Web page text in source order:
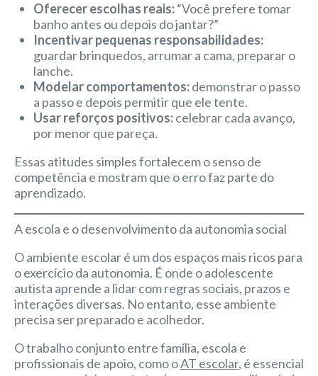
Oferecer escolhas reais:“Você prefere tomar
banho antes ou depois do jantar?”
Incentivar pequenas responsabilidades:
guardar brinquedos, arrumar a cama, preparar o
lanche.
Modelar comportamentos:demonstrar o passo
a passo e depois permitir que ele tente.
Usar reforços positivos:celebrar cada avanço,
por menor que pareça.
Essas atitudes simples fortalecem o senso de
competência e mostram que o erro faz parte do
aprendizado.
A escola e o desenvolvimento da autonomia social
O ambiente escolar é um dos espaços mais ricos para
o exercício da autonomia. É onde o adolescente
autista aprende a lidar com regras sociais, prazos e
interações diversas. No entanto, esse ambiente
precisa ser preparado e acolhedor.
O trabalho conjunto entre família, escola e
profissionais de apoio, como oAT escolar, é essencial